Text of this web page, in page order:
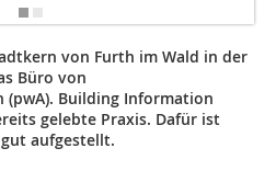
von Furth im Wald in der
Büro von
Building Information
gelebte Praxis. Dafür ist
auf­gestellt.